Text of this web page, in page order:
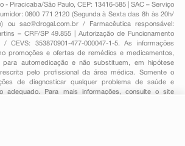
- Piracicaba/São Paulo, CEP: 13416-585 | SAC – Serviço
0800 771 2120 (Segunda à Sexta das 8h às 20h/
ou sac@drogal.com.br/ Farmacêutica responsável:
– CRF/SP 49.855 | Autorização de Funcionamento
/ CEVS: 353870901-477-000047-1-5. As informações
promoções e ofertas de remédios e medicamentos,
automedicação e não substituem, em hipótese
pelo profissional da área médica. Somente o
de diagnosticar qualquer problema de saúde e
adequado. Para mais informações, consulte o site